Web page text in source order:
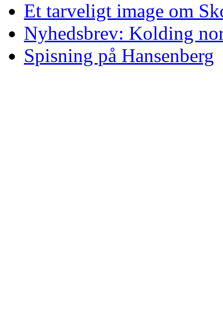
Et tarveligt image om
Nyhedsbrev: Kolding
Spisning på Hansenberg